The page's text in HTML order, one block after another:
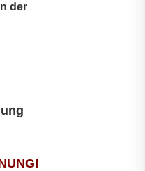
der